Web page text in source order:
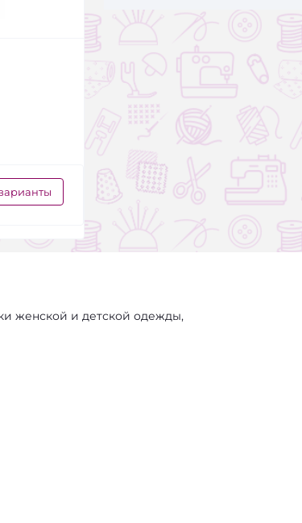
женской и детской одежды,